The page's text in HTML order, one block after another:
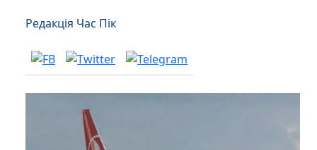
Редакція Час Пік